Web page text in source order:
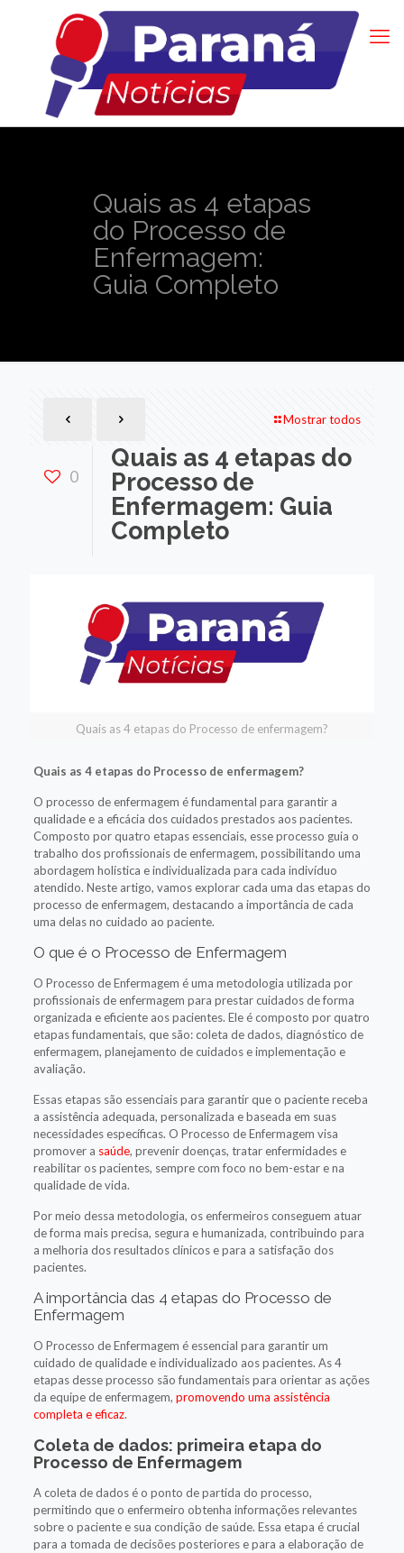
Quais as 4 etapas
do Processo de
Enfermagem:
Guia Completo
Mostrar todos
0
Quais as 4 etapas do
Processo de
Enfermagem: Guia
Completo
Quais as 4 etapas do Processo de enfermagem?
Quais as 4 etapas do Processo de enfermagem?
O processo de enfermagem é fundamental para garantir a
qualidade e a eficácia dos cuidados prestados aos pacientes.
Composto por quatro etapas essenciais, esse processo guia o
trabalho dos profissionais de enfermagem, possibilitando uma
abordagem holística e individualizada para cada indivíduo
atendido. Neste artigo, vamos explorar cada uma das etapas do
processo de enfermagem, destacando a importância de cada
uma delas no cuidado ao paciente.
O que é o Processo de Enfermagem
O Processo de Enfermagem é uma metodologia utilizada por
profissionais de enfermagem para prestar cuidados de forma
organizada e eficiente aos pacientes. Ele é composto por quatro
etapas fundamentais, que são: coleta de dados, diagnóstico de
enfermagem, planejamento de cuidados e implementação e
avaliação.
Essas etapas são essenciais para garantir que o paciente receba
a assistência adequada, personalizada e baseada em suas
necessidades específicas. O Processo de Enfermagem visa
promover a saúde, prevenir doenças, tratar enfermidades e
reabilitar os pacientes, sempre com foco no bem-estar e na
qualidade de vida.
Por meio dessa metodologia, os enfermeiros conseguem atuar
de forma mais precisa, segura e humanizada, contribuindo para
a melhoria dos resultados clínicos e para a satisfação dos
pacientes.
A importância das 4 etapas do Processo de
Enfermagem
O Processo de Enfermagem é essencial para garantir um
cuidado de qualidade e individualizado aos pacientes. As 4
etapas desse processo são fundamentais para orientar as ações
da equipe de enfermagem, promovendo uma assistência
completa e eficaz.
Coleta de dados: primeira etapa do
Processo de Enfermagem
A coleta de dados é o ponto de partida do processo,
permitindo que o enfermeiro obtenha informações relevantes
sobre o paciente e sua condição de saúde. Essa etapa é crucial
para a tomada de decisões posteriores e para a elaboração de